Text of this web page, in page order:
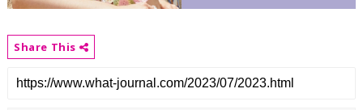
Share This